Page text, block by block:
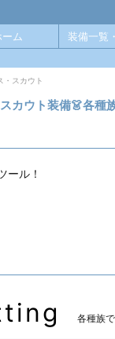
ーム 装備一覧
・スカウト
カウト装備👗各種
ール！
各種族